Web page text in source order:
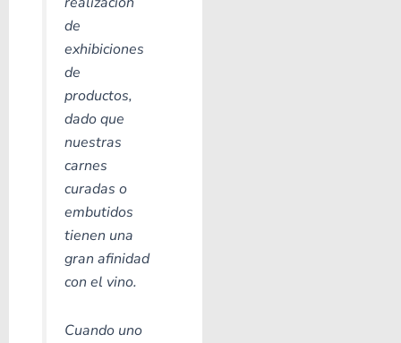
de
exhibiciones
de
productos,
dado que
nuestras
carnes
curadas o
embutidos
tienen una
gran afinidad
con el vino.
Cuando uno